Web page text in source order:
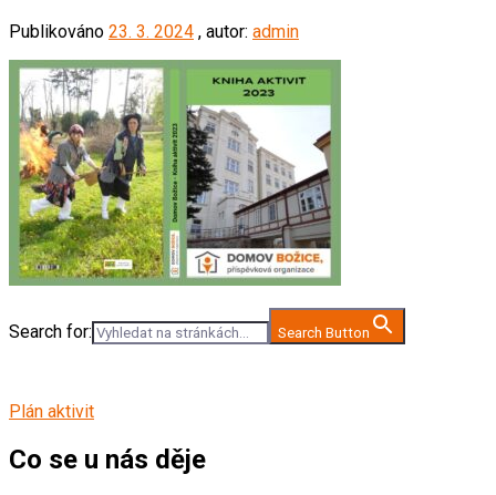
Publikováno 23. 3. 2024 , autor: admin
Search for: Search Button
Plán aktivit
Co se u nás děje